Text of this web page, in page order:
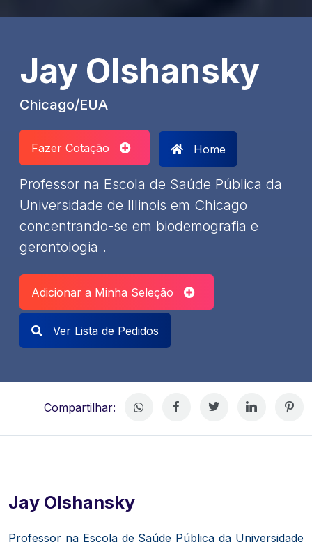
Jay Olshansky
Chicago/EUA
Fazer Cotação Home
Professor na Escola de Saúde Pública da
Universidade de Illinois em Chicago
concentrando-se em biodemografia e
gerontologia .
Adicionar a Minha Seleção
Ver Lista de Pedidos
Compartilhar:
Jay Olshansky
Professor na Escola de Saúde Pública da Universidade